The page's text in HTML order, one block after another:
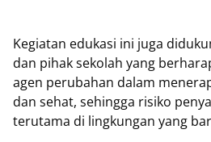
Kegiatan edukasi ini juga
dan pihak sekolah yang
agen perubahan dalam
dan sehat, sehingga risiko
terutama di lingkungan yang